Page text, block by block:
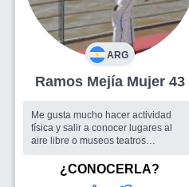
ARG
Ramos Mejía Mujer 43
Me gusta mucho hacer actividad
física y salir a conocer lugares al
aire libre o museos teatros
gusta cocinar. ...
BuscoPersonas para charlar y
¿CONOCERLA?